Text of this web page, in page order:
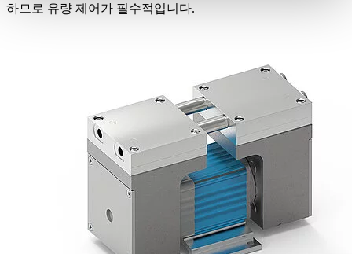
하므로 유량 제어가 필수적입니다.